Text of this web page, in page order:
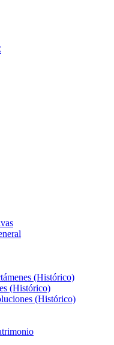
(Histórico)
(Histórico)
(Histórico)